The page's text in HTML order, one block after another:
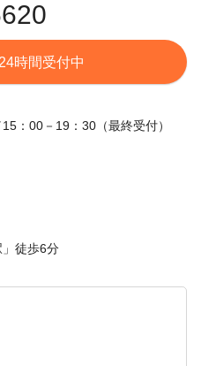
時間受付中
：00－19：30（最終受付）
徒歩6分